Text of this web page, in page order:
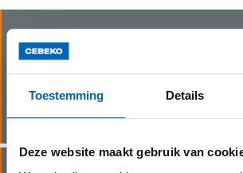
Toestemming Details
Deze website maakt gebruik van
Levering
Onze chauffeurs gaan snel en
of op de werf.